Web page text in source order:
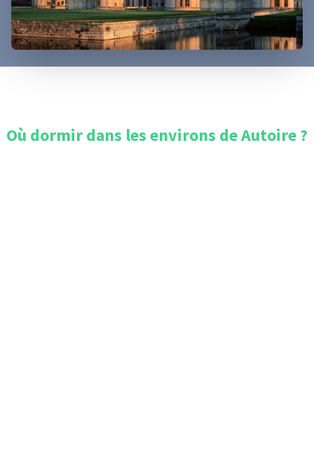
Où dormir dans les environs deAutoire?